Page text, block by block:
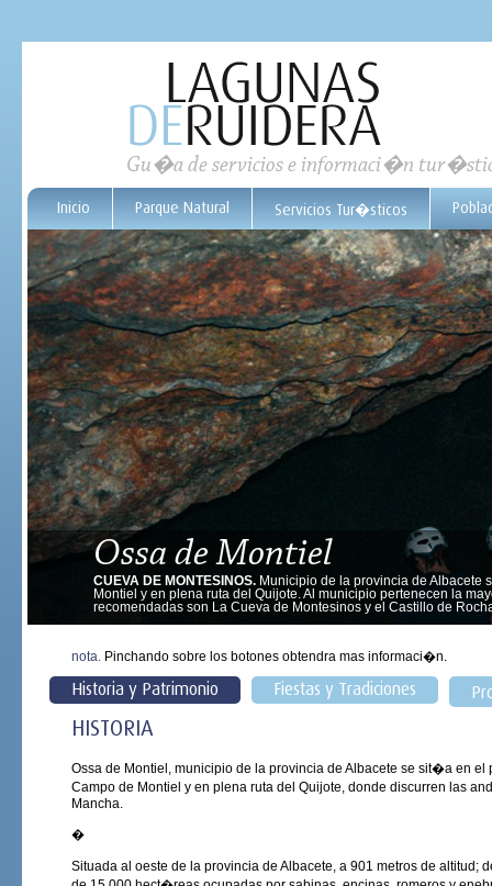
Gu�a de servicios e informaci�n
Inicio Parque Natural Servicios Tur�sticos
Ossa de Montiel
CUEVA DE MONTESINOS. Municipio de la provincia de
Montiel y en plena ruta del Quijote. Al municipio pertenecen la
recomendadas son La Cueva de Montesinos y el Castillo de
nota. Pinchando sobre los botones obtendra mas informaci�n.
Historia y Patrimonio Fiestas y Tradiciones
HISTORIA
Ossa de Montiel, municipio de la provincia de Albacete se sit�a en
Campo de Montiel y en plena ruta del Quijote, donde discurren las
Mancha.
�
Situada al oeste de la provincia de Albacete, a 901 metros de